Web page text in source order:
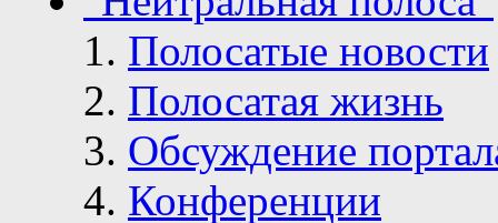
Полосатые новости
Полосатая жизнь
Обсуждение
Конференции